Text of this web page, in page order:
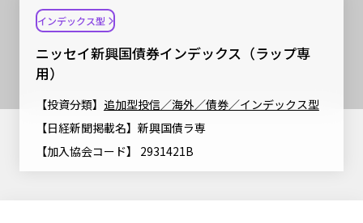
ファンド比較
決算カレンダー
海外休日カレンダー
投資信託新商品のご案内
投資信託償還商品のご案内
マーケット指数
マーケットレポート
大関 洋の「十字路」
ファンドレポート
資産形成ポータルTOP
資産形成サービス
Nダイレクト
Goal Navi
サステナビリティ
サステナビリティTOP
サステナビリティ経営
SDGsとは？
ニッセイアセットについて
ニッセイアセットについてTOP
最新情報
ニッセイ新興国債券インデックス（ラップ専
用）
インデックス型
【投資分類】 追加型投信／海外／債券／インデックス型
【日経新聞掲載名】新興国債ラ専
【加入協会コード】 2931421B